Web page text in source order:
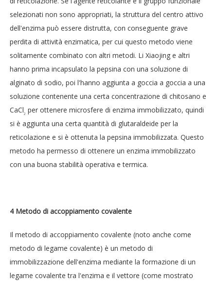
selezionati non sono appropriati, la struttura del centro attivo
dell'enzima può essere distrutta, con conseguente grave
perdita di attività enzimatica, per cui questo metodo viene
solitamente combinato con altri metodi. Li Xiaojing e altri
hanno prima incapsulato la pepsina con una soluzione di
alginato di sodio, poi l'hanno aggiunta a goccia a goccia a una
soluzione contenente una certa concentrazione di chitosano e
CaCl2 per ottenere microsfere di enzima immobilizzato, quindi
si è aggiunta una certa quantità di glutaraldeide per la
reticolazione e si è ottenuta la pepsina immobilizzata. Questo
metodo ha permesso di ottenere un enzima immobilizzato
con una buona stabilità operativa e termica.
4 Metodo di accoppiamento covalente
Il metodo di accoppiamento covalente (noto anche come
metodo di legame covalente) è un metodo di
immobilizzazione dell'enzima mediante la formazione di un
legame covalente tra l'enzima e il vettore (come mostrato